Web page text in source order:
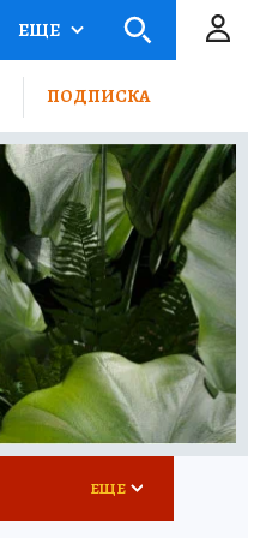
ЕЩЕ
ПОДПИСКА
ЕЩЕ